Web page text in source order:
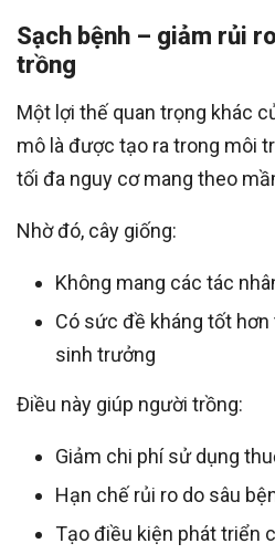
Sạch bệnh – giảm rủi
trồng
Một lợi thế quan trọng khác
mô là được tạo ra trong môi
tối đa nguy cơ mang theo
Nhờ đó, cây giống:
Không mang các tác
Có sức đề kháng tốt
sinh trưởng
Điều này giúp người trồng:
Giảm chi phí sử dụng
Hạn chế rủi ro do sâu
Tạo điều kiện phát triển